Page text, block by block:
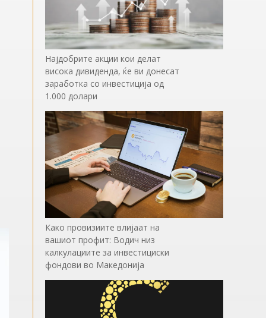
Најдобрите акции кои делат
висока дивиденда, ќе ви донесат
заработка со инвестиција од
1.000 долари
Како провизиите влијаат на
вашиот профит: Водич низ
калкулациите за инвестициски
фондови во Mакедонија